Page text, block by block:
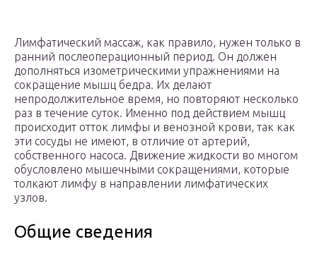
Лимфатический массаж, как правило, нужен только в
ранний послеоперационный период. Он должен
дополняться изометрическими упражнениями на
сокращение мышц бедра. Их делают
непродолжительное время, но повторяют несколько
раз в течение суток. Именно под действием мышц
происходит отток лимфы и венозной крови, так как
эти сосуды не имеют, в отличие от артерий,
собственного насоса. Движение жидкости во многом
обусловлено мышечными сокращениями, которые
толкают лимфу в направлении лимфатических
узлов.
Общие сведения